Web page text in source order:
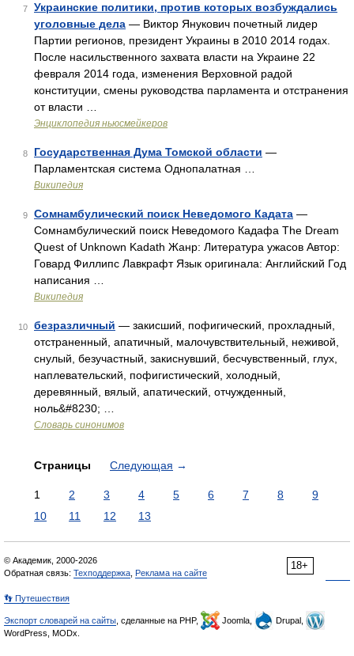
7
Украинские политики, против которых возбуждались
уголовные дела — Виктор Янукович почетный лидер
Партии регионов, президент Украины в 2010 2014 годах.
После насильственного захвата власти на Украине 22
февраля 2014 года, изменения Верховной радой
конституции, смены руководства парламента и отстранения
от власти …
Энциклопедия ньюсмейкеров
8 Государственная Дума Томской области —
Парламентская система Однопалатная …
Википедия
9 Сомнамбулический поиск Неведомого Кадата —
Сомнамбулический поиск Неведомого Кадафа The Dream
Quest of Unknown Kadath Жанр: Литература ужасов Автор:
Говард Филлипс Лавкрафт Язык оригинала: Английский Год
написания …
Википедия
10 безразличный — закисший, пофигический, прохладный,
отстраненный, апатичный, малочувствительный, неживой,
снулый, безучастный, закиснувший, бесчувственный, глух,
наплевательский, пофигистический, холодный,
деревянный, вялый, апатический, отчужденный,
ноль&#8230; …
Словарь синонимов
Страницы Следующая →
1 2 3 4 5 6 7 8
9
10
11 12 13
18+
© Академик, 2000-2026
Обратная связь: Техподдержка Реклама на сайте
👣 Путешествия
Экспорт словарей на сайты , сделанные на PHP, Joomla,
Drupal,
WordPress, MODx.